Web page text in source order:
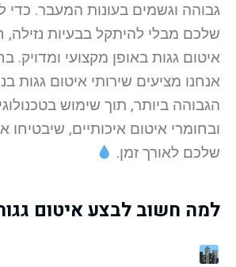
גבוהה וגשמים בעונות המעבר. כדי
שלכם מבלי להיתקל בבעיות
איטום גגות באופן מקצועי ומדויק.
אנחנו מציעים שירותי איטום גגות
הגבוהה ביותר, תוך שימוש
ובחומרי איטום איכותיים,
שלכם לאורך זמן.
למה חשוב לבצע איטום